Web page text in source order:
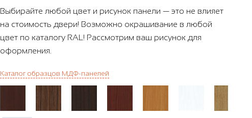
Выбирайте любой цвет и рисунок панели — это не влияет
на стоимость двери! Возможно окрашивание в любой
цвет по каталогу RAL! Рассмотрим ваш рисунок для
оформления.
Каталог образцов МДФ-панелей